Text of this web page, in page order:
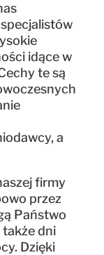
idące w
te są
a
firmy
przez
Państwo
także dni
Dzięki